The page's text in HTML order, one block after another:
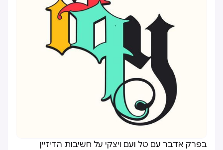
בפרק אדבר עם טל ועם ויצקי על חשיבות הדיזיין